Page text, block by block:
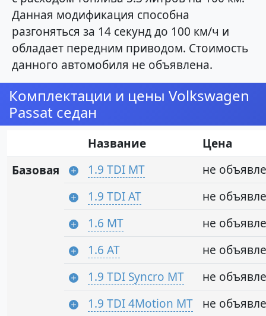
Данная модификация способна
разгоняться за 14 секунд до 100 км/ч и
обладает передним приводом. Стоимость
данного автомобиля не объявлена.
Комплектации и цены Volkswagen
Passat седан
Название
Цена
Базовая
1.9 TDI MT
не
1.9 TDI AT
не
1.6 MT
не
1.6 AT
не
1.9 TDI Syncro MT
не
1.9 TDI 4Motion MT
не